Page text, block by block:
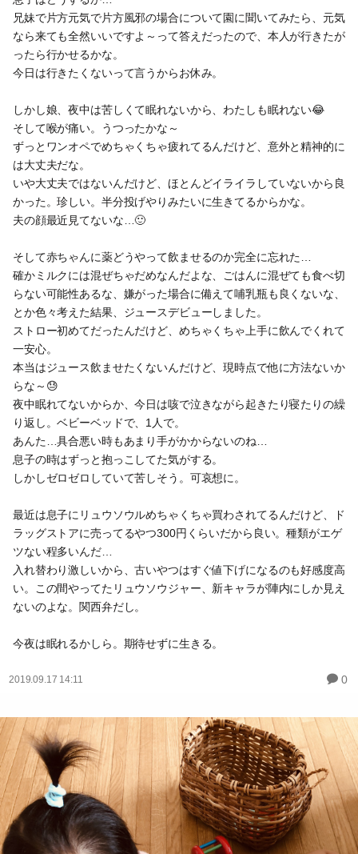
兄妹で片方元気で片方風邪の場合について園に聞いてみたら、元気
なら来ても全然いいですよ～って答えだったので、本人が行きたが
ったら行かせるかな。
今日は行きたくないって言うからお休み。
しかし娘、夜中は苦しくて眠れないから、わたしも眠れない😂
そして喉が痛い。うつったかな～
ずっとワンオペでめちゃくちゃ疲れてるんだけど、意外と精神的に
は大丈夫だな。
いや大丈夫ではないんだけど、ほとんどイライラしていないから良
かった。珍しい。半分投げやりみたいに生きてるからかな。
夫の顔最近見てないな…🙂
そして赤ちゃんに薬どうやって飲ませるのか完全に忘れた…
確かミルクには混ぜちゃだめなんだよな、ごはんに混ぜても食べ切
らない可能性あるな、嫌がった場合に備えて哺乳瓶も良くないな、
とか色々考えた結果、ジュースデビューしました。
ストロー初めてだったんだけど、めちゃくちゃ上手に飲んでくれて
一安心。
本当はジュース飲ませたくないんだけど、現時点で他に方法ないか
らな～😓
夜中眠れてないからか、今日は咳で泣きながら起きたり寝たりの繰
り返し。ベビーベッドで、1人で。
あんた…具合悪い時もあまり手がかからないのね…
息子の時はずっと抱っこしてた気がする。
しかしゼロゼロしていて苦しそう。可哀想に。
最近は息子にリュウソウルめちゃくちゃ買わされてるんだけど、ド
ラッグストアに売ってるやつ300円くらいだから良い。種類がエゲ
ツない程多いんだ…
入れ替わり激しいから、古いやつはすぐ値下げになるのも好感度高
い。この間やってたリュウソウジャー、新キャラが陣内にしか見え
ないのよな。関西弁だし。
今夜は眠れるかしら。期待せずに生きる。
2019.09.17 14:11 0